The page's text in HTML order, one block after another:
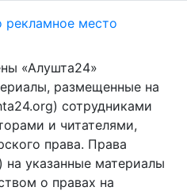
рекламное место
«Алушта24»
размещенные на
сотрудниками
и читателями,
права. Права
указанные материалы
о правах на